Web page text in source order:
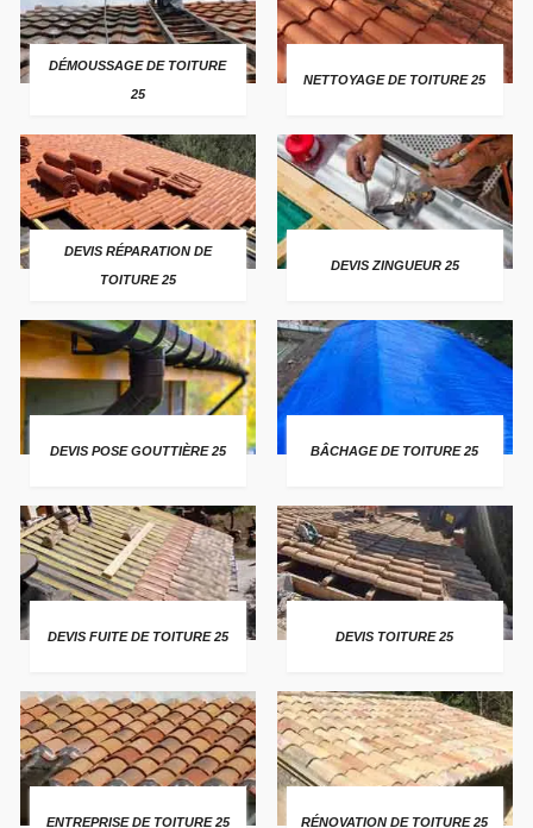
DÉMOUSSAGE DE TOITURE
25
NETTOYAGE DE TOITURE 25
DEVIS RÉPARATION DE
TOITURE 25
DEVIS ZINGUEUR 25
DEVIS POSE GOUTTIÈRE 25 BÂCHAGE DE TOITURE 25
DEVIS FUITE DE TOITURE 25 DEVIS TOITURE 25
ENTREPRISE DE TOITURE 25 RÉNOVATION DE TOITURE 25